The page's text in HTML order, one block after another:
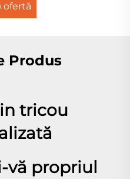
ofertă
Produs
tricou
vă propriul